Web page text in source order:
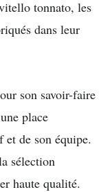
tonnato, les
dans leur
son savoir-faire
place
et de son équipe.
sélection
haute qualité.